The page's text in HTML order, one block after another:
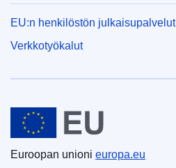
EU:n henkilöstön julkaisupalvelut
Verkkotyökalut
Euroopan unioni
Euroopan unioni europa.eu